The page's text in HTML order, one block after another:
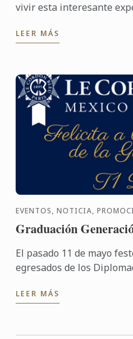
vivir esta interesante
platillos ...
LEER MÁS
EVENTOS, NOTICIA,
Graduación
El pasado 11 de mayo
egresados de los
LEER MÁS